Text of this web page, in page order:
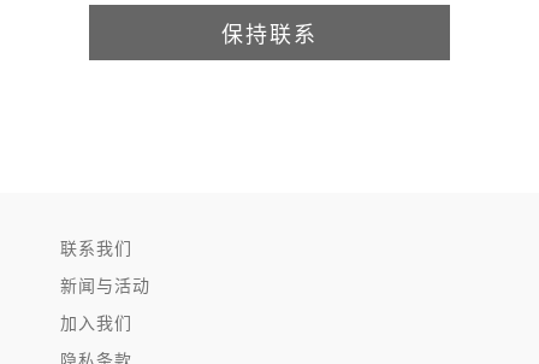
保持联系
联系我们
新闻与活动
加入我们